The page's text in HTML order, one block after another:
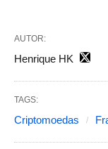
AUTOR:
Henrique HK
TAGS:
Criptomoedas